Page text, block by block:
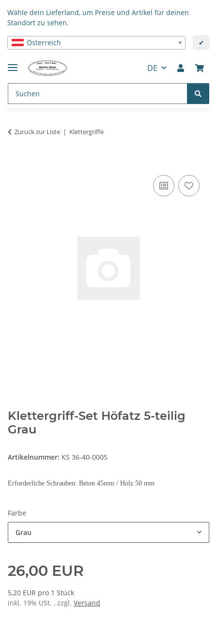
Wähle dein Lieferland, um Preise und Artikel für deinen
Standort zu sehen.
Österreich ✔
DE
Zurück zur Liste Klettergriffe
Klettergriff-Set Höfatz 5-teilig
Grau
Artikelnummer: KS 36-40-0005
Erforderliche Schrauben: Beton 45mm / Holz 50 mm
Farbe
Grau
26,00 EUR
5,20 EUR pro 1 Stück
inkl. 19% USt. , zzgl. Versand